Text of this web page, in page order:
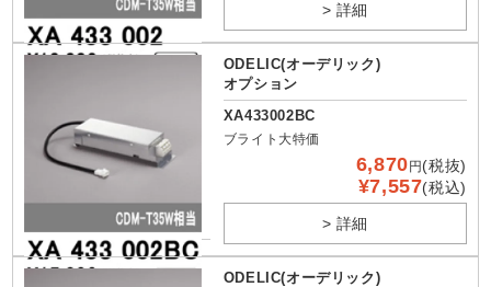
> 詳細
ODELIC(オーデリック)
オプション
XA433002BC
ブライト大特価
6,870円(税抜)
¥7,557(税込)
> 詳細
ODELIC(オーデリック)